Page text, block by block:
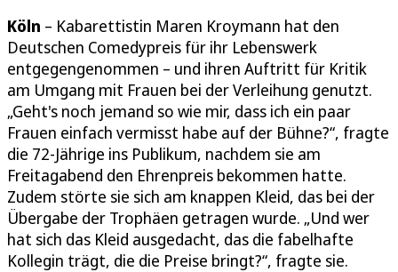
Köln – Kabarettistin Maren Kroymann hat den
Deutschen Comedypreis für ihr Lebenswerk
entgegengenommen – und ihren Auftritt für Kritik
am Umgang mit Frauen bei der Verleihung genutzt.
„Geht's noch jemand so wie mir, dass ich ein paar
Frauen einfach vermisst habe auf der Bühne?“, fragte
die 72-Jährige ins Publikum, nachdem sie am
Freitagabend den Ehrenpreis bekommen hatte.
Zudem störte sie sich am knappen Kleid, das bei der
Übergabe der Trophäen getragen wurde. „Und wer
hat sich das Kleid ausgedacht, das die fabelhafte
Kollegin trägt, die die Preise bringt?“, fragte sie.